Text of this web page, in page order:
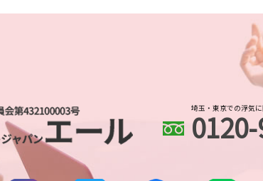
身辺調査 大企業
身辺調査 どこまで
身辺調査 内定取り
身辺調査 違法
探偵 婚前調査
身辺調査 おすすめ
川越 浮気不倫調査
北与野 浮気不倫調査
越谷レイクタウン
埼玉県 家出調査
さいたま新都心 人
川越 身辺調査
武蔵浦和 人探し
大宮公園 浮気不
越谷レイクタウン
浦和 浮気不倫調査
埼玉・東京での浮気